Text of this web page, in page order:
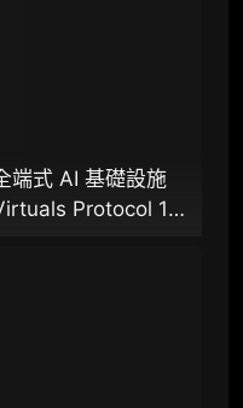
端式 AI 基礎設施
Protocol 1.5